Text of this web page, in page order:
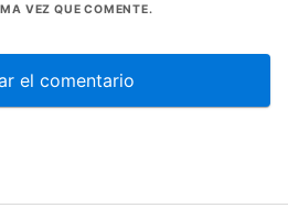
VEZ QUE COMENTE.